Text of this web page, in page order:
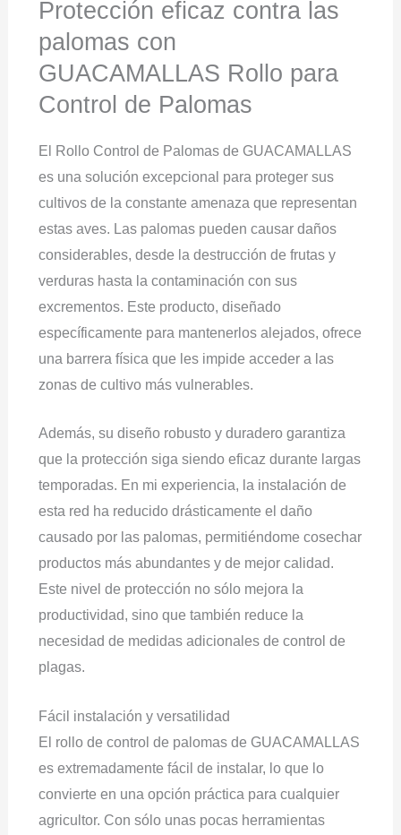
Protección eficaz contra las
palomas con
GUACAMALLAS Rollo para
Control de Palomas
El Rollo Control de Palomas de GUACAMALLAS
es una solución excepcional para proteger sus
cultivos de la constante amenaza que representan
estas aves. Las palomas pueden causar daños
considerables, desde la destrucción de frutas y
verduras hasta la contaminación con sus
excrementos. Este producto, diseñado
específicamente para mantenerlos alejados, ofrece
una barrera física que les impide acceder a las
zonas de cultivo más vulnerables.
Además, su diseño robusto y duradero garantiza
que la protección siga siendo eficaz durante largas
temporadas. En mi experiencia, la instalación de
esta red ha reducido drásticamente el daño
causado por las palomas, permitiéndome cosechar
productos más abundantes y de mejor calidad.
Este nivel de protección no sólo mejora la
productividad, sino que también reduce la
necesidad de medidas adicionales de control de
plagas.
Fácil instalación y versatilidad
El rollo de control de palomas de GUACAMALLAS
es extremadamente fácil de instalar, lo que lo
convierte en una opción práctica para cualquier
agricultor. Con sólo unas pocas herramientas